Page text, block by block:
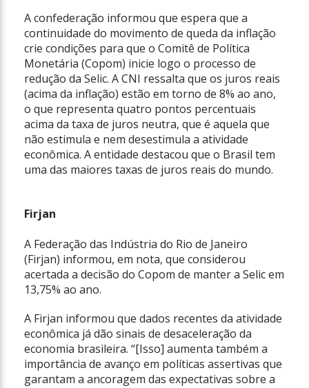
A confederação informou que espera que a
continuidade do movimento de queda da inflação
crie condições para que o Comitê de Política
Monetária (Copom) inicie logo o processo de
redução da Selic. A CNI ressalta que os juros reais
(acima da inflação) estão em torno de 8% ao ano,
o que representa quatro pontos percentuais
acima da taxa de juros neutra, que é aquela que
não estimula e nem desestimula a atividade
econômica. A entidade destacou que o Brasil tem
uma das maiores taxas de juros reais do mundo.
Firjan
A Federação das Indústria do Rio de Janeiro
(Firjan) informou, em nota, que considerou
acertada a decisão do Copom de manter a Selic em
13,75% ao ano.
A Firjan informou que dados recentes da atividade
econômica já dão sinais de desaceleração da
economia brasileira. “[Isso] aumenta também a
importância de avanço em políticas assertivas que
garantam a ancoragem das expectativas sobre a